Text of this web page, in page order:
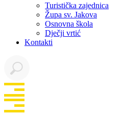
Turistička zajednica
Župa sv. Jakova
Osnovna škola
Dječji vrtić
Kontakti